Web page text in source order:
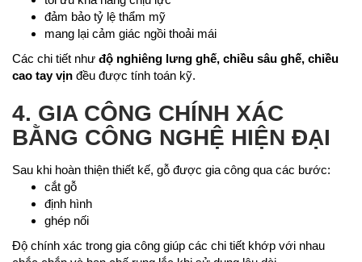
đảm bảo tỷ lệ thẩm mỹ
mang lại cảm giác ngồi thoải mái
Các chi tiết như độ nghiêng lưng ghế, chiều sâu ghế, chiều
cao tay vịn đều được tính toán kỹ.
4. GIA CÔNG CHÍNH XÁC
BẰNG CÔNG NGHỆ HIỆN ĐẠI
Sau khi hoàn thiện thiết kế, gỗ được gia công qua các bước:
cắt gỗ
định hình
ghép nối
Độ chính xác trong gia công giúp các chi tiết khớp với nhau